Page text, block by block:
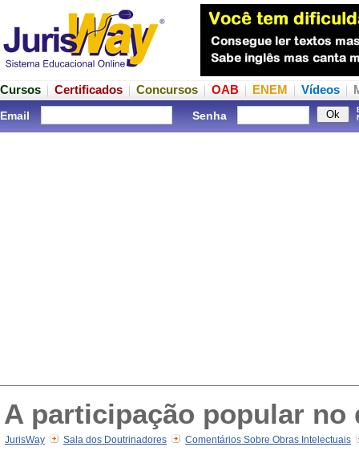
Cursos Certificados Concursos OAB ENEM Vídeos
Email Senha
A participação popular no
JurisWay Sala dos Doutrinadores Comentários Sobre Obras Intelectuais